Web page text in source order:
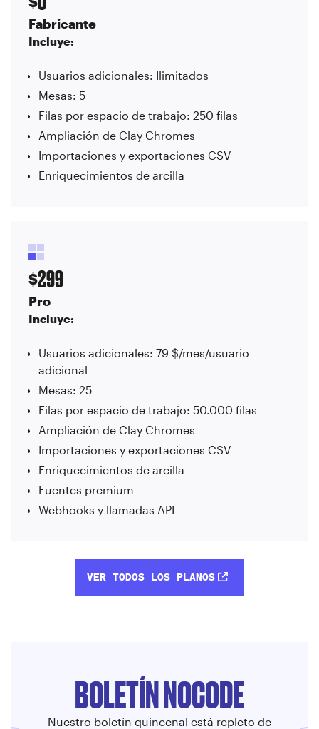
Fabricante
Incluye:
Usuarios adicionales: Ilimitados
Mesas: 5
Filas por espacio de trabajo: 250 filas
Ampliación de Clay Chromes
Importaciones y exportaciones CSV
Enriquecimientos de arcilla
$299
Pro
Incluye:
Usuarios adicionales: 79 $/mes/usuario
adicional
Mesas: 25
Filas por espacio de trabajo: 50.000 filas
Ampliación de Clay Chromes
Importaciones y exportaciones CSV
Enriquecimientos de arcilla
Fuentes premium
Webhooks y llamadas API
VER TODOS LOS PLANOS
BOLETÍN NOCODE
Nuestro boletín quincenal está repleto de